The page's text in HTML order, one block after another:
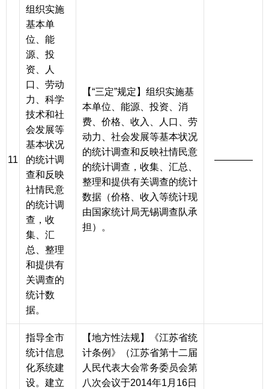
11
组织实施
基本单
位、能
源、投
资、人
口、劳动
力、科学
技术和社
会发展等
基本状况
的统计调
查和反映
社情民意
的统计调
查，收
集、汇
总、整理
和提供有
关调查的
统计数
据。
【“三定”规定】组织实施基
本单位、能源、投资、消
费、价格、收入、人口、劳
动力、社会发展等基本状况
的统计调查和反映社情民意
的统计调查，收集、汇总、
整理和提供有关调查的统计
数据（价格、收入等统计现
由国家统计局无锡调查队承
担）。
————
指导全市
统计信息
化系统建
设。建立
【地方性法规】《江苏省统
计条例》（江苏省第十二届
人民代表大会常务委员会第
八次会议于2014年1月16日